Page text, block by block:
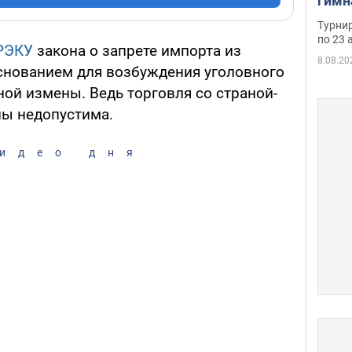
закона о запрете импорта из
для возбуждения уголовного
измены. Ведь торговля со страной-
недопустима.
дня
на
по 23